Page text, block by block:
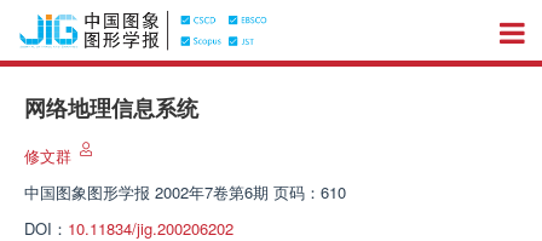
网络地理信息系统
修文群
中国图象图形学报 2002年7卷第6期 页码：610
DOI： 10.11834/jig.200206202